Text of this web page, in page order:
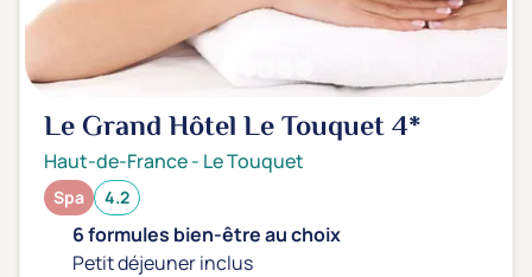
Le Grand Hôtel Le Touquet4*
Haut-de-France- Le Touquet
Spa 4.2
6 formules bien-être au choix
Petit déjeuner inclus